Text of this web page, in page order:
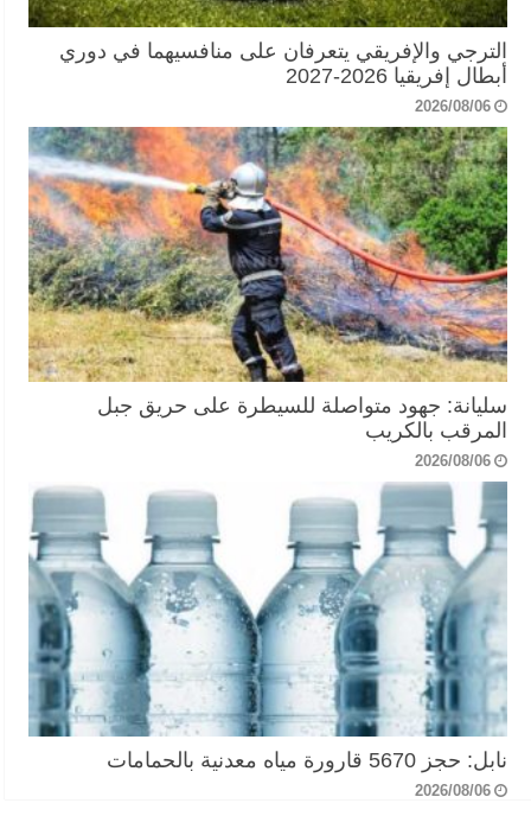
الترجي والإفريقي يتعرفان على منافسيهما في دوري
أبطال إفريقيا 2026-2027
2026/08/06
سليانة: جهود متواصلة للسيطرة على حريق جبل
المرقب بالكريب
2026/08/06
نابل: حجز 5670 قارورة مياه معدنية بالحمامات
2026/08/06